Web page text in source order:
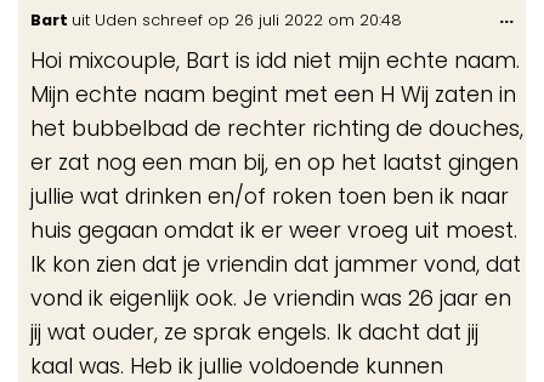
Bart uit Uden schreef op 26 juli 2022 om 20:48
Hoi mixcouple, Bart is idd niet mijn echte naam.
Mijn echte naam begint met een H Wij zaten in
het bubbelbad de rechter richting de douches,
er zat nog een man bij, en op het laatst gingen
jullie wat drinken en/of roken toen ben ik naar
huis gegaan omdat ik er weer vroeg uit moest.
Ik kon zien dat je vriendin dat jammer vond, dat
vond ik eigenlijk ook. Je vriendin was 26 jaar en
jij wat ouder, ze sprak engels. Ik dacht dat jij
kaal was. Heb ik jullie voldoende kunnen
...